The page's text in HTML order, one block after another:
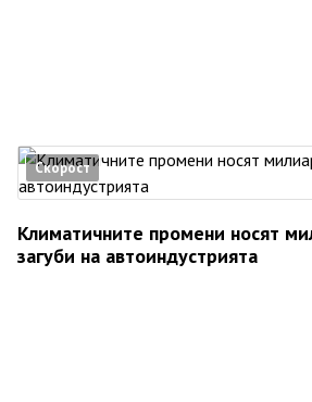
Скорост
Климатичните промени носят
загуби на автоиндустрията